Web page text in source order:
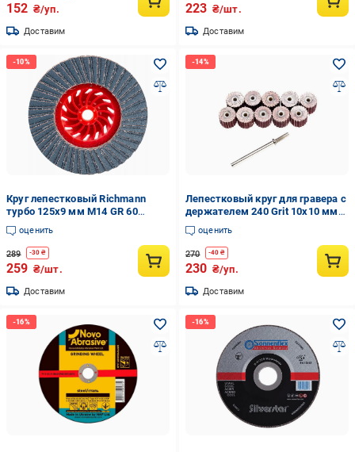
152 ₴/уп.
Доставим
223 ₴/шт.
Доставим
Круг лепестковый Richmann
турбо 125х9 мм М14 GR 60
(C4634)
оценить
289 -30 ₴
259 ₴/шт.
Доставим
Лепестковый круг для гравера с
держателем 240 Grit 10x10 мм
10 шт. (537207)
оценить
270 -40 ₴
230 ₴/уп.
Доставим